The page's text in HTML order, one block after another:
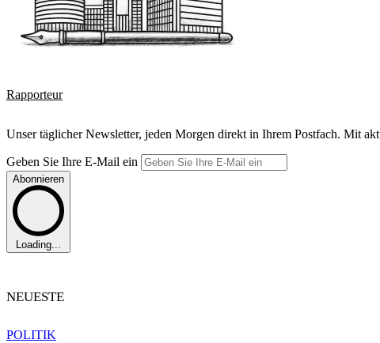
Rapporteur
Unser täglicher Newsletter, jeden Morgen direkt in Ihrem Postfach. Mit
Geben Sie Ihre E-Mail ein
Abonnieren
Loading...
NEUESTE
POLITIK